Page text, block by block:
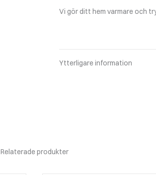
Vi gör ditt hem varmare och
Ytterligare information
Relaterade produkter